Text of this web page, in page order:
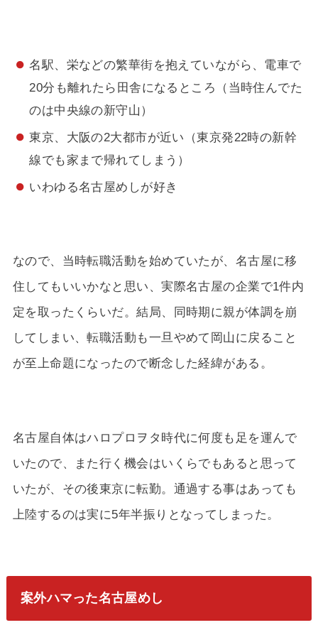
名駅、栄などの繁華街を抱えていながら、電車で
20分も離れたら田舎になるところ（当時住んでた
のは中央線の新守山）
東京、大阪の2大都市が近い（東京発22時の新幹
線でも家まで帰れてしまう）
いわゆる名古屋めしが好き
なので、当時転職活動を始めていたが、名古屋に移
住してもいいかなと思い、実際名古屋の企業で1件内
定を取ったくらいだ。結局、同時期に親が体調を崩
してしまい、転職活動も一旦やめて岡山に戻ること
が至上命題になったので断念した経緯がある。
名古屋自体はハロプロヲタ時代に何度も足を運んで
いたので、また行く機会はいくらでもあると思って
いたが、その後東京に転勤。通過する事はあっても
上陸するのは実に5年半振りとなってしまった。
案外ハマった名古屋めし